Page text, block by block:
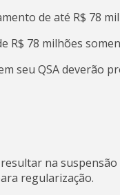
de até R$ 78
R$ 78 milhões
seu QSA deverão
na
regularização.